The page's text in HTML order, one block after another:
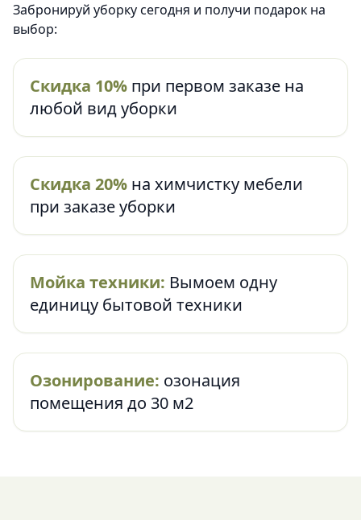
Забронируй уборку сегодня и получи подарок на
выбор:
Скидка 10% при первом заказе на
любой вид уборки
Скидка 20% на химчистку мебели
при заказе уборки
Мойка техники: Вымоем одну
единицу бытовой техники
Озонирование: озонация
помещения до 30 м2